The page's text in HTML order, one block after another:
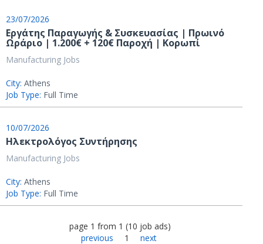
23/07/2026
Εργάτης Παραγωγής & Συσκευασίας | Πρωινό
Ωράριο | 1.200€ + 120€ Παροχή | Κορωπί
Manufacturing Jobs
City: Athens
Job Type: Full Time
10/07/2026
Ηλεκτρολόγος Συντήρησης
Manufacturing Jobs
City: Athens
Job Type: Full Time
page 1 from 1 (10 job ads)
previous
1 next